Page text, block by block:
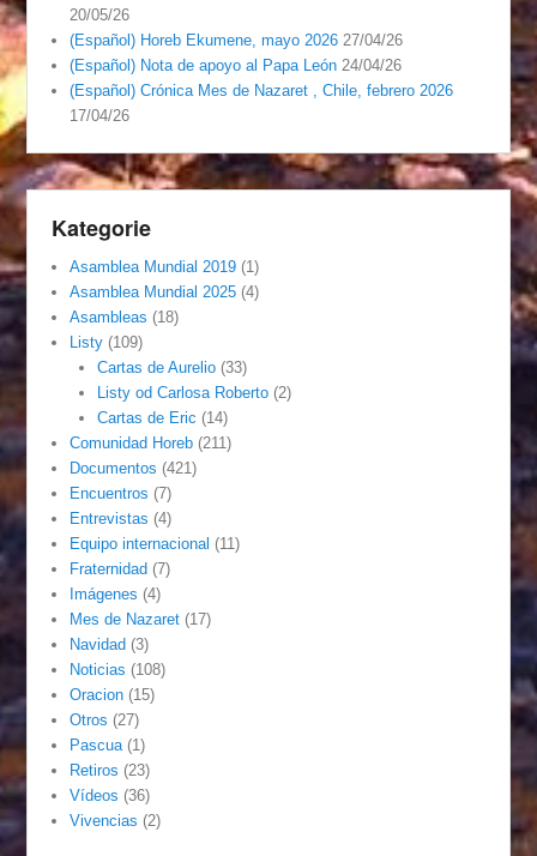
20/05/26
(Español) Horeb Ekumene, mayo 2026 27/04/26
(Español) Nota de apoyo al Papa León 24/04/26
(Español) Crónica Mes de Nazaret , Chile, febrero 2026
17/04/26
Kategorie
Asamblea Mundial 2019 (1)
Asamblea Mundial 2025 (4)
Asambleas (18)
Listy (109)
Cartas de Aurelio(33)
Listy od Carlosa Roberto(2)
Cartas de Eric (14)
Comunidad Horeb (211)
Documentos (421)
Encuentros (7)
Entrevistas (4)
Equipo internacional (11)
Fraternidad (7)
Imágenes (4)
Mes de Nazaret (17)
Navidad (3)
Noticias (108)
Oracion (15)
Otros (27)
Pascua (1)
Retiros (23)
Vídeos (36)
Vivencias (2)